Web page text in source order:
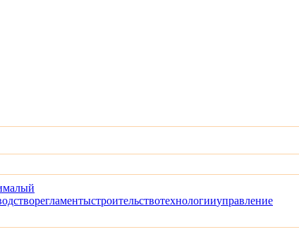
малый
регламентыстроительствотехнологииуправление